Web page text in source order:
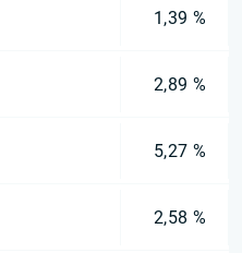
1,39 %
2,89 %
5,27 %
2,58 %